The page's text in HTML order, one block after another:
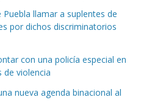
llamar a suplentes de
por dichos discriminatorios
con una policía especial en
de violencia
nueva agenda binacional al